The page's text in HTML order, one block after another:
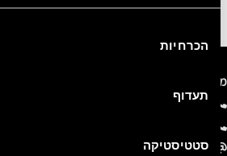
הסכמה
הכרחיות
תעדוף
סטטיסטיקה
מרכז הזמנות
מספר טלפון:
שלחו את פנייתכם בדוא"ל להזמנות